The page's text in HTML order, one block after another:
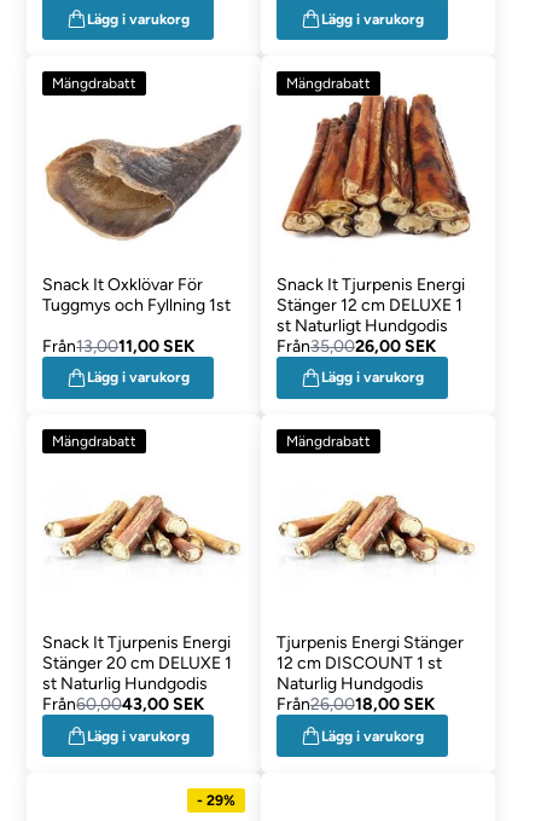
Lägg i varukorg Lägg i varukorg
Mängdrabatt
Snack It Oxklövar För
Tuggmys och Fyllning 1st
Från13,0011,00 SEK
Lägg i varukorg
Mängdrabatt
Snack It Tjurpenis Energi
Stänger 12 cm DELUXE 1
st Naturligt Hundgodis
Från35,0026,00 SEK
Lägg i varukorg
Mängdrabatt
Snack It Tjurpenis Energi
Stänger 20 cm DELUXE 1
st Naturlig Hundgodis
Från60,0043,00 SEK
Lägg i varukorg
Mängdrabatt
Tjurpenis Energi Stänger
12 cm DISCOUNT 1 st
Naturlig Hundgodis
Från26,0018,00 SEK
Lägg i varukorg
- 29%